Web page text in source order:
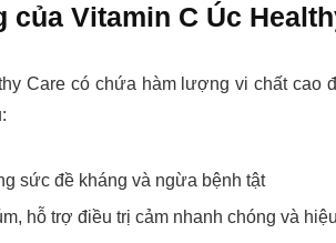
của Vitamin C Úc
Care có chứa hàm lượng vi chất cao
sức đề kháng và ngừa bệnh tật
hỗ trợ điều trị cảm nhanh chóng và